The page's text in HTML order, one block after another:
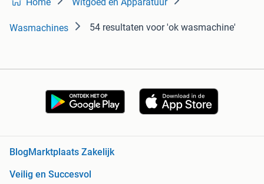
Wasmachines 54 resultaten voor 'ok wasmachine'
BlogMarktplaats Zakelijk
Veilig en Succesvol